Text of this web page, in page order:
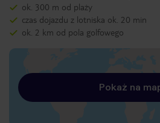
ok. 300 m od plaży
czas dojazdu z lotniska ok. 20 min
ok. 2 km od pola golfowego
Pokaż na